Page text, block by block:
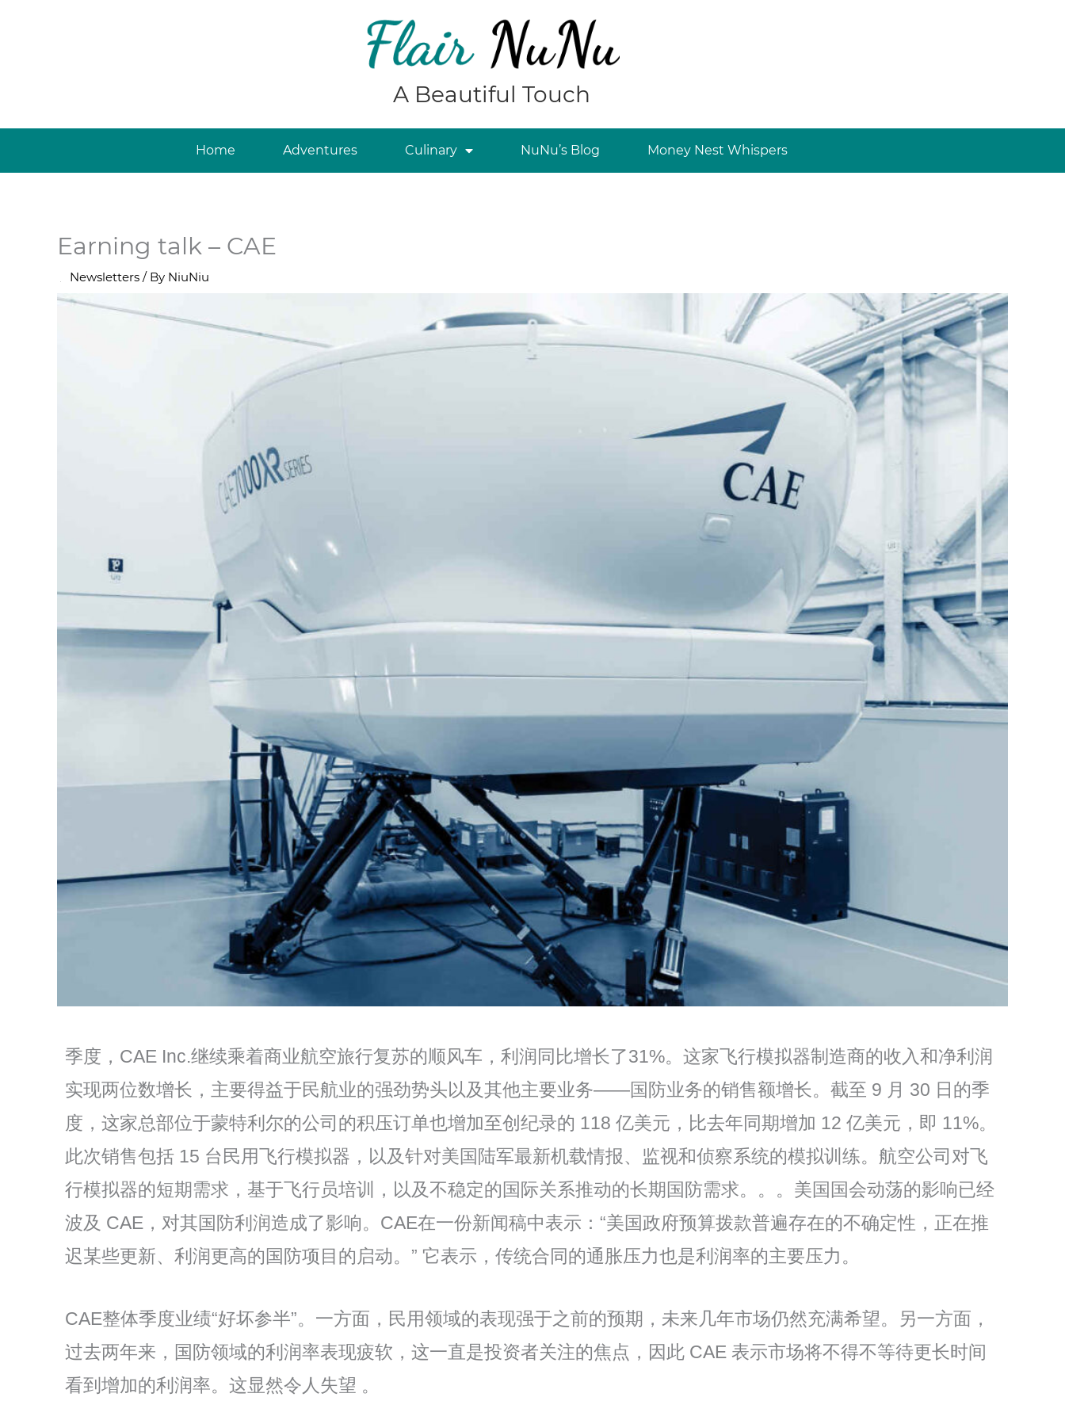
A Beautiful Touch
Home Adventures Culinary NuNu’s Blog Money Nest Whispers
Earning talk – CAE
Newsletters / By NiuNiu
季度，CAE Inc.继续乘着商业航空旅行复苏的顺风车，利润同比增长了31%。这家飞行模拟器制造商的收入和净利润
实现两位数增长，主要得益于民航业的强劲势头以及其他主要业务——国防业务的销售额增长。截至 9 月 30 日的季
度，这家总部位于蒙特利尔的公司的积压订单也增加至创纪录的 118 亿美元，比去年同期增加 12 亿美元，即 11%。
此次销售包括 15 台民用飞行模拟器，以及针对美国陆军最新机载情报、监视和侦察系统的模拟训练。航空公司对飞
行模拟器的短期需求，基于飞行员培训，以及不稳定的国际关系推动的长期国防需求。。。美国国会动荡的影响已经
波及 CAE，对其国防利润造成了影响。CAE在一份新闻稿中表示：“美国政府预算拨款普遍存在的不确定性，正在推
迟某些更新、利润更高的国防项目的启动。” 它表示，传统合同的通胀压力也是利润率的主要压力。
CAE整体季度业绩“好坏参半”。一方面，民用领域的表现强于之前的预期，未来几年市场仍然充满希望。另一方面，
过去两年来，国防领域的利润率表现疲软，这一直是投资者关注的焦点，因此 CAE 表示市场将不得不等待更长时间
看到增加的利润率。这显然令人失望 。